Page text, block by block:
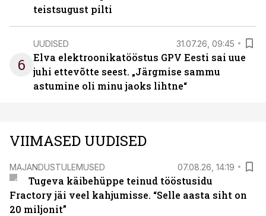
teistsugust pilti
6
UUDISED 31.07.26, 09:45
Elva elektroonikatööstus GPV Eesti sai uue
juhi ettevõtte seest. „Järgmise sammu
astumine oli minu jaoks lihtne“
VIIMASED UUDISED
MAJANDUSTULEMUSED 07.08.26, 14:19
Tugeva käibehüppe teinud tööstusidu
Fractory jäi veel kahjumisse. “Selle aasta siht on
20 miljonit”